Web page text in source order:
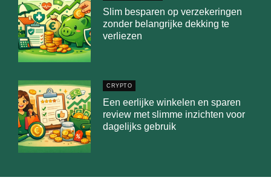
Slim besparen op verzekeringen
zonder belangrijke dekking te
verliezen
CRYPTO
Een eerlijke winkelen en sparen
review met slimme inzichten voor
dagelijks gebruik